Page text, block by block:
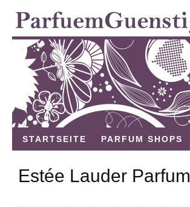
STARTSEITE PARFUM SHOPS
Estée Lauder Parfum